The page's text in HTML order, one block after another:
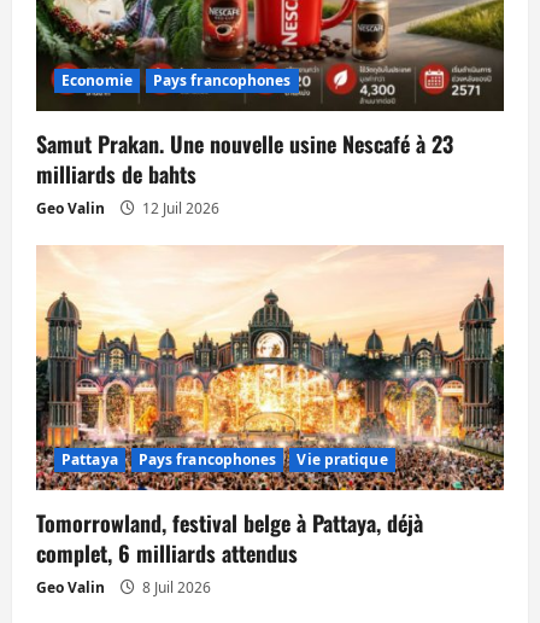
Economie Pays francophones
Samut Prakan. Une nouvelle usine Nescafé à 23
milliards de bahts
Geo Valin 12 Juil 2026
Pattaya Pays francophones Vie pratique
Tomorrowland, festival belge à Pattaya, déjà
complet, 6 milliards attendus
Geo Valin 8 Juil 2026